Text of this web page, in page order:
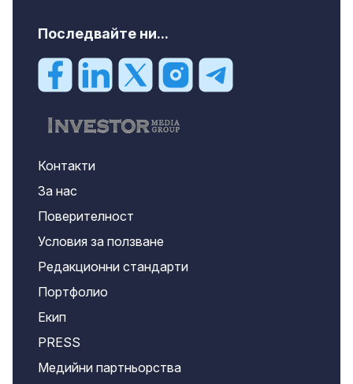
Последвайте ни...
Контакти
За нас
Поверителност
Условия за ползване
Редакционни стандарти
Портфолио
Екип
PRESS
Медийни партньорства